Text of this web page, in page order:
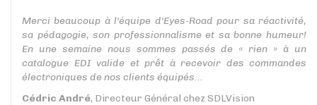
Merci beaucoup à l'équipe d'Eyes-Road pour sa réactivité,
sa pédagogie, son professionnalisme et sa bonne humeur!
En une semaine nous sommes passés de « rien » à un
catalogue EDI valide et prêt à recevoir des commandes
électroniques de nos clients équipés...
Cédric André, Directeur Général chez SDLVision